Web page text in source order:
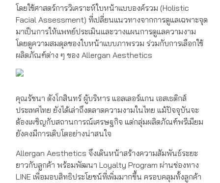
โดยใช้ศาสตร์การวิเคราะห์ใบหน้าแบบองค์รวม (Holistic
Facial Assessment) ที่เปลี่ยนแนวทางจากการดูแลเฉพาะจุด
มาเป็นการให้แพทย์ประเมินและวางแผนการดูแลความงาม
โดยดูความสมดุลของใบหน้าแบบภาพรวม ร่วมกับการเลือกใช้
ผลิตภัณฑ์ต่าง ๆ ของ Allergan Aesthetics
คุณรัชนา ดังโกสินทร์ ผู้บริหาร แอลเลอร์แกน เอสเธติกส์
ประเทศไทย ยังได้เล่าถึงตลาดความงามในไทย แม้ปัจจุบันจะ
ต้องเผชิญกับสถานการณ์เศรษฐกิจ แต่กลุ่มผลิตภัณฑ์พรีเมียม
ยังคงมีการเติบโตอย่างน่าสนใจ
Allergan Aesthetics จึงเดินหน้าสร้างความสัมพันธ์ระยะ
ยาวกับลูกค้า พร้อมพัฒนา Loyalty Program ผ่านช่องทาง
LINE เพื่อมอบสิทธิประโยชน์ที่เพิ่มมากขึ้น ครอบคลุมทั้งลูกค้า